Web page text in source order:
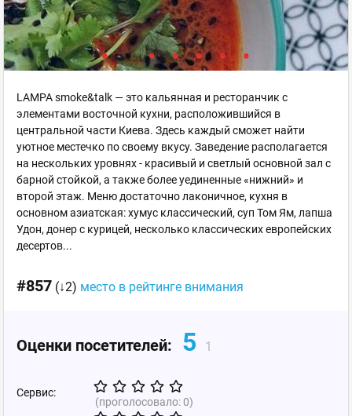
LAMPA smoke&talk — это кальянная и ресторанчик с
элементами восточной кухни, расположившийся в
центральной части Киева. Здесь каждый сможет найти
уютное местечко по своему вкусу. Заведение располагается
на нескольких уровнях - красивый и светлый основной зал с
барной стойкой, а также более уединенные «нижний» и
второй этаж. Меню достаточно лаконичное, кухня в
основном азиатская: хумус классический, суп Том Ям, лапша
Удон, донер с курицей, несколько классических европейских
десертов...
#857 (↓2) место в рейтинге внимания
Оценки посетителей: 5 1
Сервис:
(проголосовало:0)